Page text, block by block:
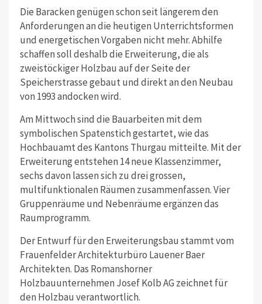
Die Baracken genügen schon seit längerem den
Anforderungen an die heutigen Unterrichtsformen
und energetischen Vorgaben nicht mehr. Abhilfe
schaffen soll deshalb die Erweiterung, die als
zweistöckiger Holzbau auf der Seite der
Speicherstrasse gebaut und direkt an den Neubau
von 1993 andocken wird.
Am Mittwoch sind die Bauarbeiten mit dem
symbolischen Spatenstich gestartet, wie das
Hochbauamt des Kantons Thurgau mitteilte. Mit der
Erweiterung entstehen 14 neue Klassenzimmer,
sechs davon lassen sich zu drei grossen,
multifunktionalen Räumen zusammenfassen. Vier
Gruppenräume und Nebenräume ergänzen das
Raumprogramm.
Der Entwurf für den Erweiterungsbau stammt vom
Frauenfelder Architekturbüro Lauener Baer
Architekten. Das Romanshorner
Holzbauunternehmen Josef Kolb AG zeichnet für
den Holzbau verantwortlich.